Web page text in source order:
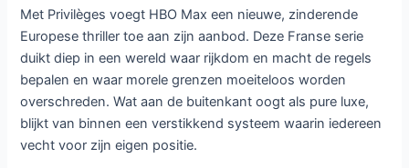
Met Privilèges voegt HBO Max een nieuwe, zinderende
Europese thriller toe aan zijn aanbod. Deze Franse serie
duikt diep in een wereld waar rijkdom en macht de regels
bepalen en waar morele grenzen moeiteloos worden
overschreden. Wat aan de buitenkant oogt als pure luxe,
blijkt van binnen een verstikkend systeem waarin iedereen
vecht voor zijn eigen positie.